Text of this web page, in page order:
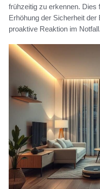
frühzeitig zu erkennen. Dies
Erhöhung der Sicherheit
proaktive Reaktion im Notfall.